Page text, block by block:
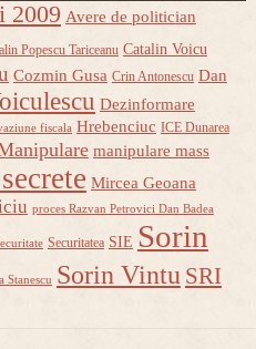
2009 Avere de politician
Popescu Tariceanu Catalin Voicu
Cozmin Gusa Crin Antonescu Dan
Dezinformare
fiscala Hrebenciuc ICE Dunarea
manipulare mass
Mircea Geoana
proces Razvan Petrovici Dan Badea
Securitatea SIE Sorin
Stanescu Sorin Vintu SRI